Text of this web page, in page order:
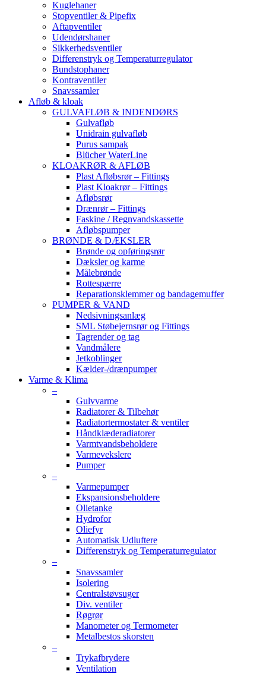
Kuglehaner
Stopventiler & Pipefix
Aftapventiler
Udendørshaner
Sikkerhedsventiler
Differenstryk og Temperaturregulator
Bundstophaner
Kontraventiler
Snavssamler
Afløb & kloak
GULVAFLØB & INDENDØRS
Gulvafløb
Unidrain gulvafløb
Purus sampak
Blücher WaterLine
KLOAKRØR & AFLØB
Plast Afløbsrør – Fittings
Plast Kloakrør – Fittings
Afløbsrør
Drænrør – Fittings
Faskine / Regnvandskassette
Afløbspumper
BRØNDE & DÆKSLER
Brønde og opføringsrør
Dæksler og karme
Målebrønde
Rottespærre
Reparationsklemmer og bandagemuffer
PUMPER & VAND
Nedsivningsanlæg
SML Støbejernsrør og Fittings
Tagrender og tag
Vandmålere
Jetkoblinger
Kælder-/drænpumper
Varme & Klima
–
Gulvvarme
Radiatorer & Tilbehør
Radiatortermostater & ventiler
Håndklæderadiatorer
Varmtvandsbeholdere
Varmevekslere
Pumper
–
Varmepumper
Ekspansionsbeholdere
Olietanke
Hydrofor
Oliefyr
Automatisk Udluftere
Differenstryk og Temperaturregulator
–
Snavssamler
Isolering
Centralstøvsuger
Div. ventiler
Røgrør
Manometer og Termometer
Metalbestos skorsten
–
Trykafbrydere
Ventilation